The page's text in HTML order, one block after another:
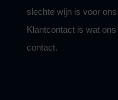
slechte wijn is voor
Klantcontact is wat
contact.